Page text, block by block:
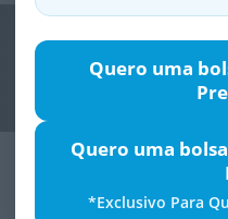
Quero uma
Quero uma
*Exclusivo Para
Previous